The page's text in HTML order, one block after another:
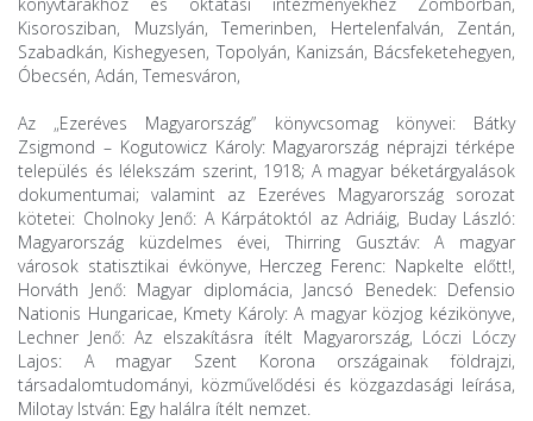
Kisorosziban, Muzslyán, Temerinben, Hertelenfalván, Zentán,
Szabadkán, Kishegyesen, Topolyán, Kanizsán, Bácsfeketehegyen,
Óbecsén, Adán, Temesváron,
Az „Ezeréves Magyarország” könyvcsomag könyvei: Bátky
Zsigmond – Kogutowicz Károly: Magyarország néprajzi térképe
település és lélekszám szerint, 1918; A magyar béketárgyalások
dokumentumai; valamint az Ezeréves Magyarország sorozat
kötetei: Cholnoky Jenő: A Kárpátoktól az Adriáig, Buday László:
Magyarország küzdelmes évei, Thirring Gusztáv: A magyar
városok statisztikai évkönyve, Herczeg Ferenc: Napkelte előtt!,
Horváth Jenő: Magyar diplomácia, Jancsó Benedek: Defensio
Nationis Hungaricae, Kmety Károly: A magyar közjog kézikönyve,
Lechner Jenő: Az elszakításra ítélt Magyarország, Lóczi Lóczy
Lajos: A magyar Szent Korona országainak földrajzi,
társadalomtudományi, közművelődési és közgazdasági leírása,
Milotay István: Egy halálra ítélt nemzet.